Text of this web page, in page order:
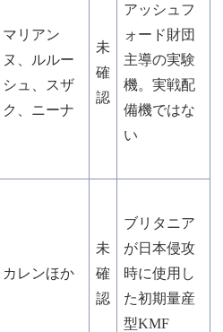
マリアン
ヌ、ルルー
シュ、スザ
ク、ニーナ
未
確
認
アッシュフ
ォード財団
主導の実験
機。実戦配
備機ではな
い
カレンほか
未
確
認
ブリタニア
が日本侵攻
時に使用し
た初期量産
型KMF